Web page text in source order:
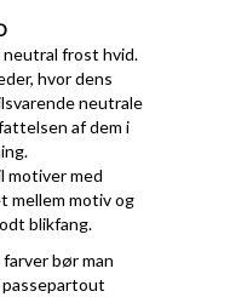
frost hvid.
hvor dens
neutrale
af dem i
motiver med
mellem motiv og
blikfang.
bør man